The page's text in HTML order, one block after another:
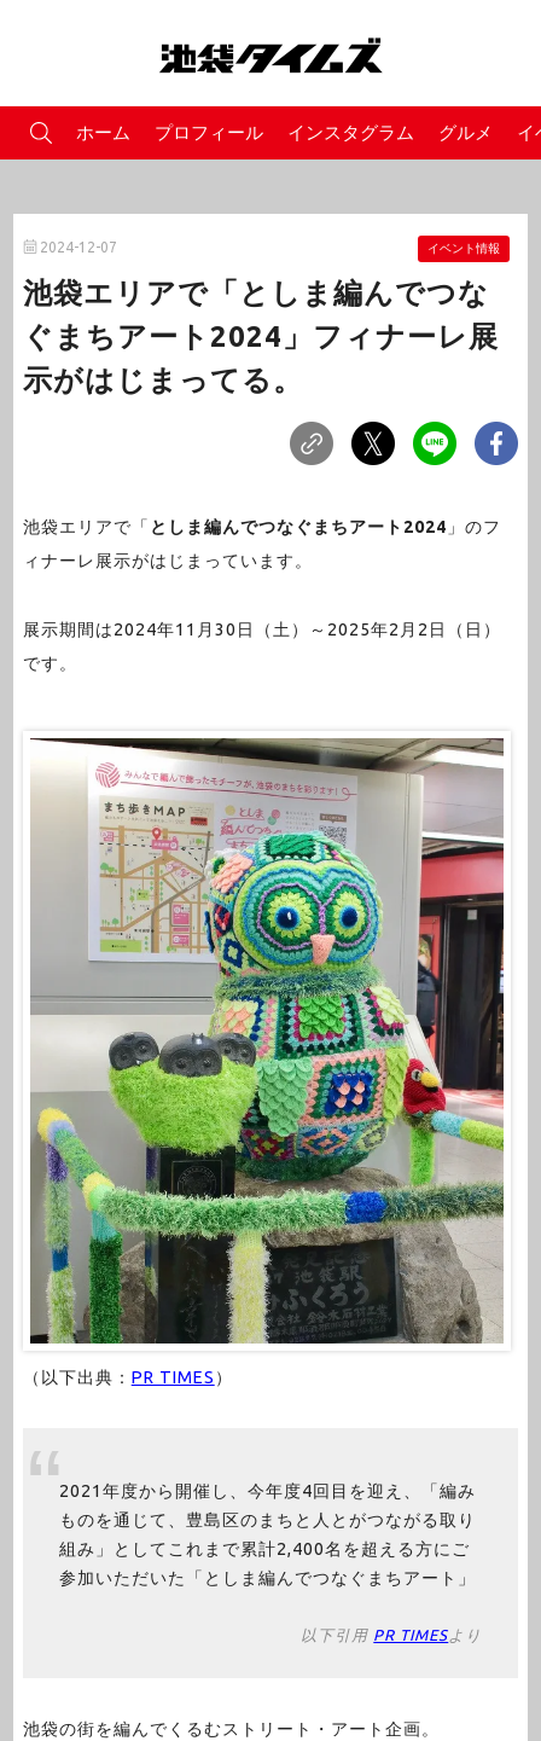
ホーム プロフィール インスタグラム グルメ イ
2024-12-07 イベント情報
池袋エリアで「としま編んでつな
ぐまちアート2024」フィナーレ展
示がはじまってる。
池袋エリアで「 としま編んでつなぐまちアート2024 」のフ
ィナーレ展示がはじまっています。
展示期間は2024年11月30日（土）～2025年2月2日（日）
です。
（以下出典： PR TIMES ）
2021年度から開催し、今年度4回目を迎え、「編み
ものを通じて、豊島区のまちと人とがつながる取り
組み」としてこれまで累計2,400名を超える方にご
参加いただいた「としま編んでつなぐまちアート」
以下引用 PR TIMESより
池袋の街を編んでくるむストリート・アート企画。